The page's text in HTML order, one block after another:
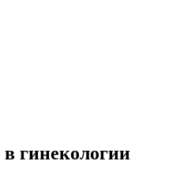
гинекологии